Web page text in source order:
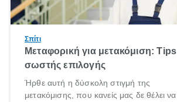
Σπίτι
Μεταφορική για μετακόμιση: Tips
σωστής επιλογής
Ήρθε αυτή η δύσκολη στιγμή της
μετακόμισης, που κανείς μας δε θέλει να